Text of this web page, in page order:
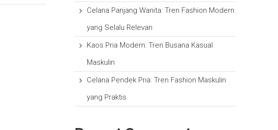
Celana Panjang Wanita: Tren Fashion Modern
yang Selalu Relevan
Kaos Pria Modern: Tren Busana Kasual
Maskulin
Celana Pendek Pria: Tren Fashion Maskulin
yang Praktis